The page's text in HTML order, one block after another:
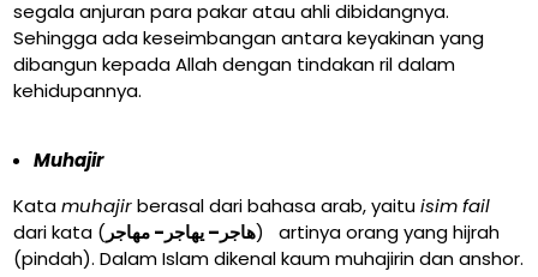
segala anjuran para pakar atau ahli dibidangnya.
Sehingga ada keseimbangan antara keyakinan yang
dibangun kepada Allah dengan tindakan ril dalam
kehidupannya.
Muhajir
Katamuhajirberasal dari bahasa arab, yaituisim fail
dari kata (هاجر– يهاجر- مهاجر) artinya orang yang hijrah
(pindah). Dalam Islam dikenal kaum muhajirin dan anshor.